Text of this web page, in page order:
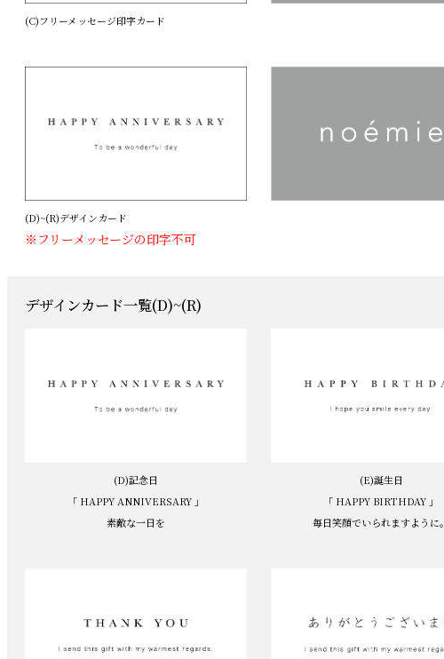
(C)フリーメッセージ印字カード
(D)~(R)デザインカード
※フリーメッセージの印字不可
デザインカード一覧(D)~(R)
(D)記念日
「 HAPPY ANNIVERSARY 」
素敵な一日を
(E)誕生日
「 HAPPY BIRTHDAY 」
毎日笑顔でいられますように。